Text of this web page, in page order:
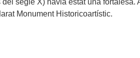
segle X) havia estat una fortalesa.
Monument Historicoartístic.